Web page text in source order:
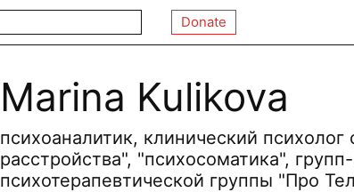
Donate
Marina Kulikova
психоаналитик, клинический
расстройства", "психосоматика",
психотерапевтической группы "Про